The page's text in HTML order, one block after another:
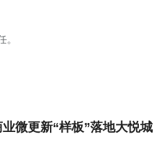
微更新“样板”落地大悦城